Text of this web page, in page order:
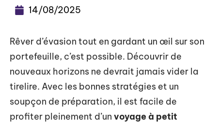
14/08/2025
Rêver d’évasion tout en gardant un œil sur son
portefeuille, c’est possible. Découvrir de
nouveaux horizons ne devrait jamais vider la
tirelire. Avec les bonnes stratégies et un
soupçon de préparation, il est facile de
profiter pleinement d’un voyage à petit